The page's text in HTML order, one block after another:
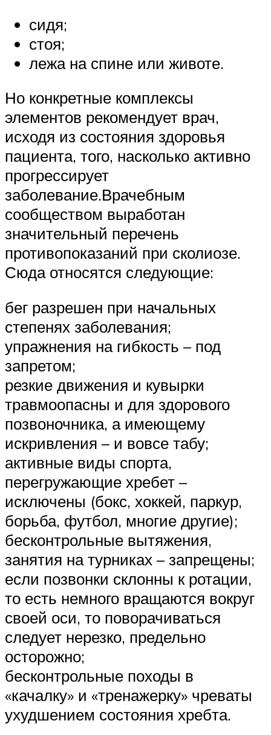
сидя;
стоя;
лежа на спине или животе.
Но конкретные комплексы
элементов рекомендует врач,
исходя из состояния здоровья
пациента, того, насколько активно
прогрессирует
заболевание.Врачебным
сообществом выработан
значительный перечень
противопоказаний при сколиозе.
Сюда относятся следующие:
бег разрешен при начальных
степенях заболевания;
упражнения на гибкость – под
запретом;
резкие движения и кувырки
травмоопасны и для здорового
позвоночника, а имеющему
искривления – и вовсе табу;
активные виды спорта,
перегружающие хребет –
исключены (бокс, хоккей, паркур,
борьба, футбол, многие другие);
бесконтрольные вытяжения,
занятия на турниках – запрещены;
если позвонки склонны к ротации,
то есть немного вращаются вокруг
своей оси, то поворачиваться
следует нерезко, предельно
осторожно;
бесконтрольные походы в
«качалку» и «тренажерку» чреваты
ухудшением состояния хребта.